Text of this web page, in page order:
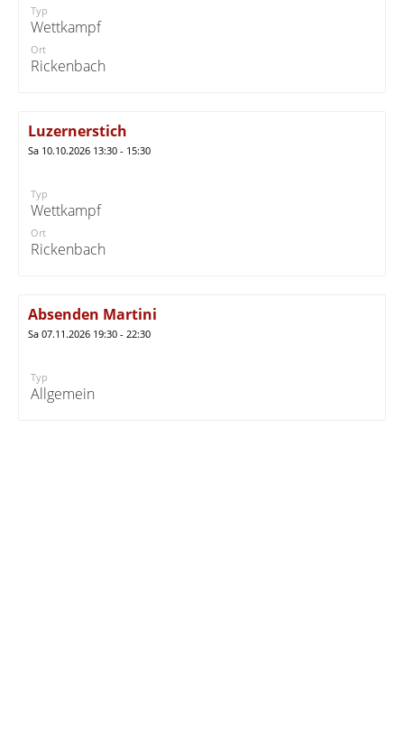
Typ
Wettkampf
Ort
Rickenbach
Luzernerstich
Sa 10.10.2026 13:30 - 15:30
Typ
Wettkampf
Ort
Rickenbach
Absenden Martini
Sa 07.11.2026 19:30 - 22:30
Typ
Allgemein